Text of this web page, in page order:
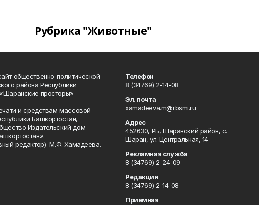
Рубрика "Животные"
общественно-политической
района Республики
просторы»
и средствам массовой
Башкортостан,
Издательский дом
редактор) М.Ф. Хамадеева.
Телефон
8 (34769) 2-14-08
Эл. почта
xamadeeva.m@rbsmi.ru
Адрес
452630, РБ, Шаранский район, с.
Шаран, ул. Центральная, 14
Рекламная служба
8 (34769) 2-24-09
Редакция
8 (34769) 2-14-08
Приемная